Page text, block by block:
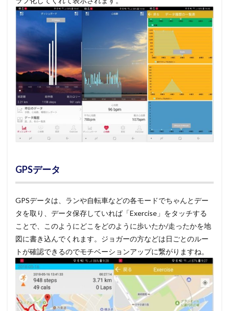
GPSデータ
GPSデータは、ランや自転車などの各モードでちゃんとデー
タを取り、データ保存していれば「Exercise」をタッチする
ことで、このようにどこをどのように歩いたか/走ったかを地
図に書き込んでくれます。ジョガーの方などは日ごとのルー
トが確認できるのでモチベーションアップに繋がりますね。